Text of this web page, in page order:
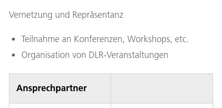
Vernetzung und Repräsentanz
Teilnahme an Konferenzen, Workshops, etc.
Organisation von DLR-Veranstaltungen
Ansprechpartner